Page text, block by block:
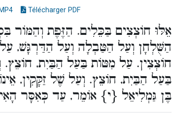
Télécharger PDF
אֵלּוּ חוֹצְצִים בַּכֵּלִים. הַזֶּפֶת וְהַמּוֹר
הַשֻּׁלְחָן וְעַל הַטַּבְלָה וְעַל הַדַּרְגָּשׁ, עַל
חוֹצְצִין. עַל מִטּוֹת בַּעַל הַבַּיִת, חוֹצֵץ.
בַּעַל הַבַּיִת, חוֹצֵץ. וְעַל שֶׁל זַקָּקִין,
בֶּן גַּמְלִיאֵל {י} אוֹמֵר, עַד כְּאִסָּר